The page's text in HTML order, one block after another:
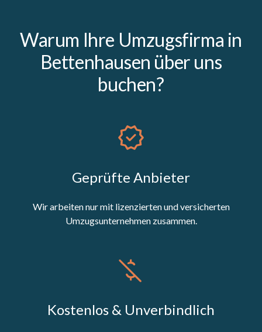
Warum Ihre Umzugsfirma in
Bettenhausen über uns
buchen?
Geprüfte Anbieter
Wir arbeiten nur mit lizenzierten und versicherten
Umzugsunternehmen zusammen.
Kostenlos & Unverbindlich